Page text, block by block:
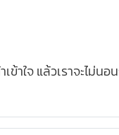
ข้าใจ แล้วเราจะไม่น